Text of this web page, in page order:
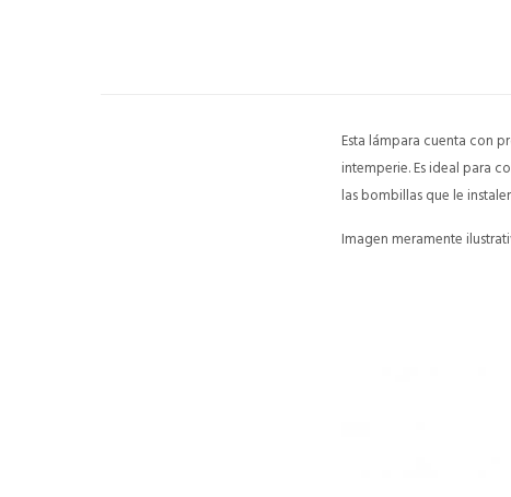
Esta lámpara cuenta con
intemperie. Es ideal para
las bombillas que le
Imagen meramente